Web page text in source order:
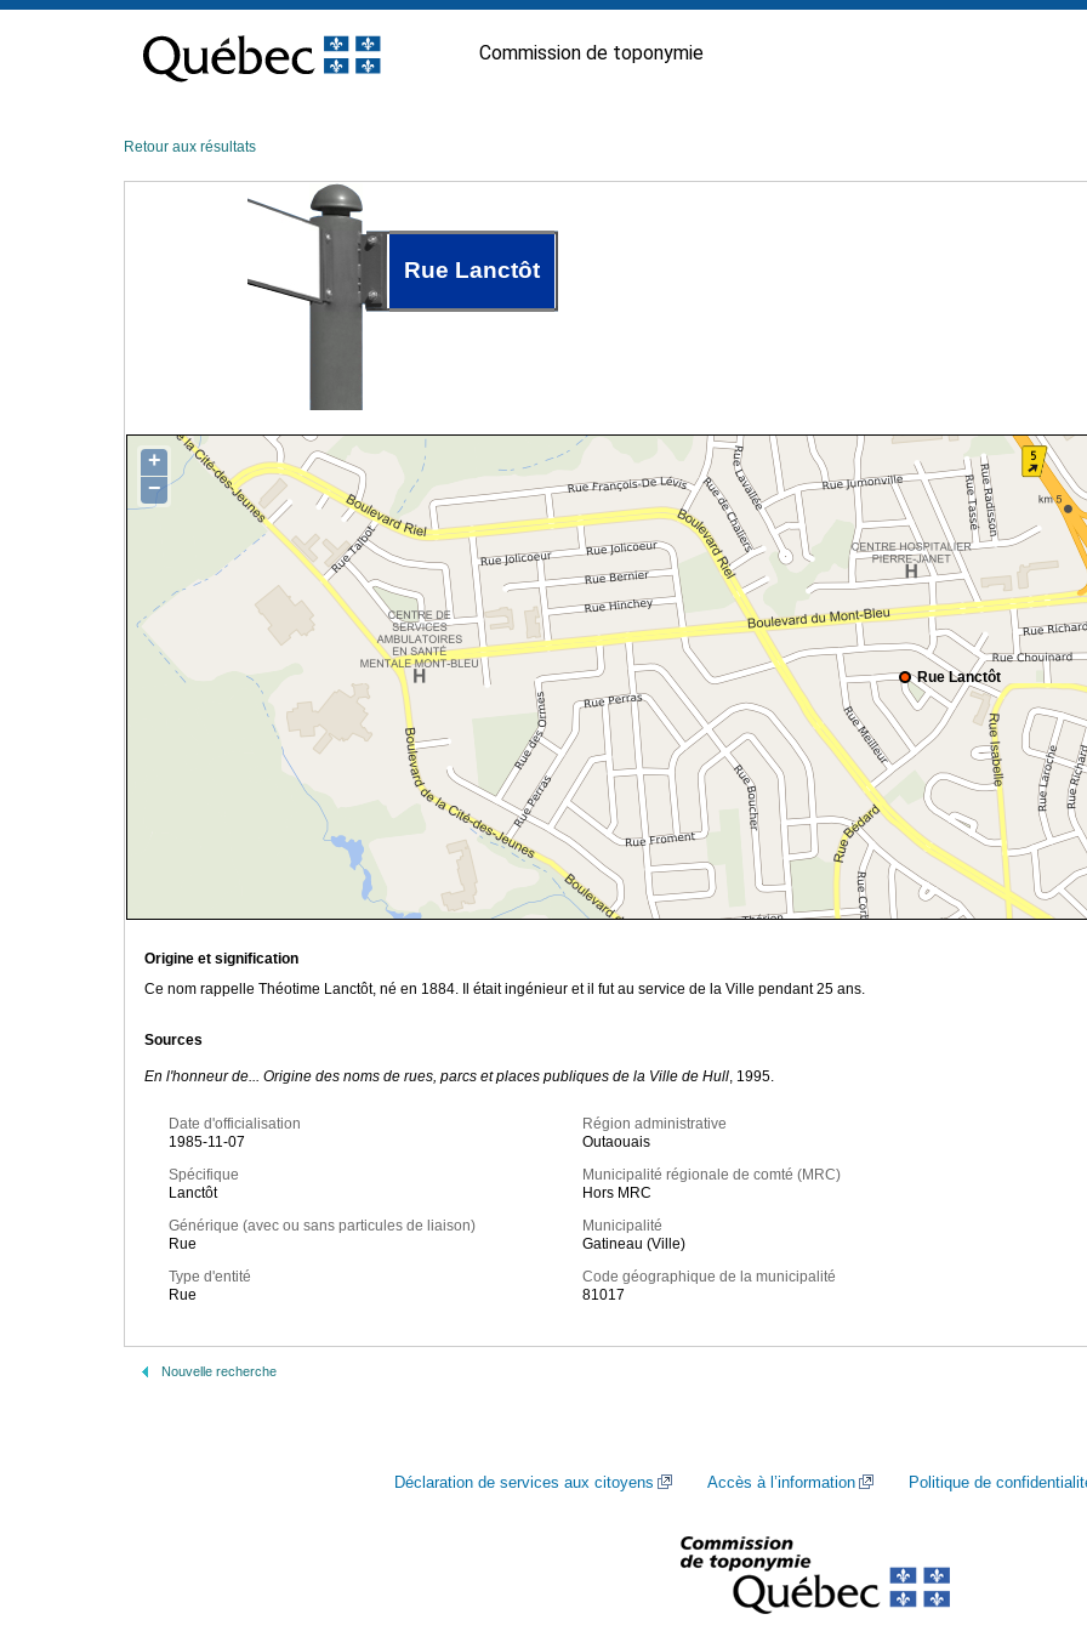
contenu
Commission de toponymie
Retour aux résultats
Rue Lanctôt
Rue Lanctôt
+
−
Origine et signification
Ce nom rappelle Théotime Lanctôt, né en 1884. Il était ingénieur et il fut au service de la Ville pendant 25 ans.
Sources
En l'honneur de... Origine des noms de rues, parcs et places publiques de la Ville de Hull, 1995.
Date d'officialisation
1985-11-07
Spécifique
Lanctôt
Générique (avec ou sans particules de liaison)
Rue
Type d'entité
Rue
Région administrative
Outaouais
Municipalité régionale de comté (MRC)
Hors MRC
Municipalité
Gatineau (Ville)
Code géographique de la municipalité
81017
Nouvelle recherche
Déclaration de services aux citoyens Accès à l’information Politique de